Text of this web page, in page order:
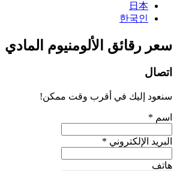
日本
한국인
سعر رقائق الألومنيوم المادي
اتصال
سنعود إليك في أقرب وقت ممكن!
اسم *
البريد الإلكتروني *
هاتف